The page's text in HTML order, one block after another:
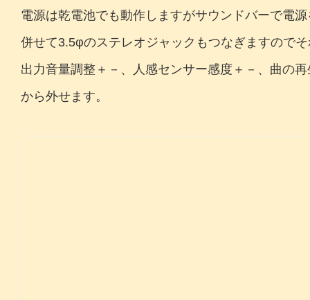
電源は乾電池でも動作しますがサウンドバーで電
併せて3.5φのステレオジャックもつなぎますので
出力音量調整＋－、人感センサー感度＋－、曲の
から外せます。